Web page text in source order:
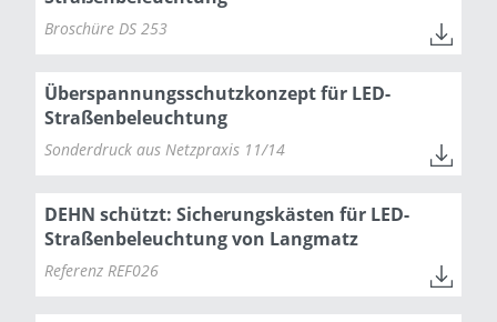
Broschüre DS 253
Überspannungsschutzkonzept für LED-
Straßenbeleuchtung
Sonderdruck aus Netzpraxis 11/14
DEHN schützt: Sicherungskästen für LED-
Straßenbeleuchtung von Langmatz
Referenz REF026